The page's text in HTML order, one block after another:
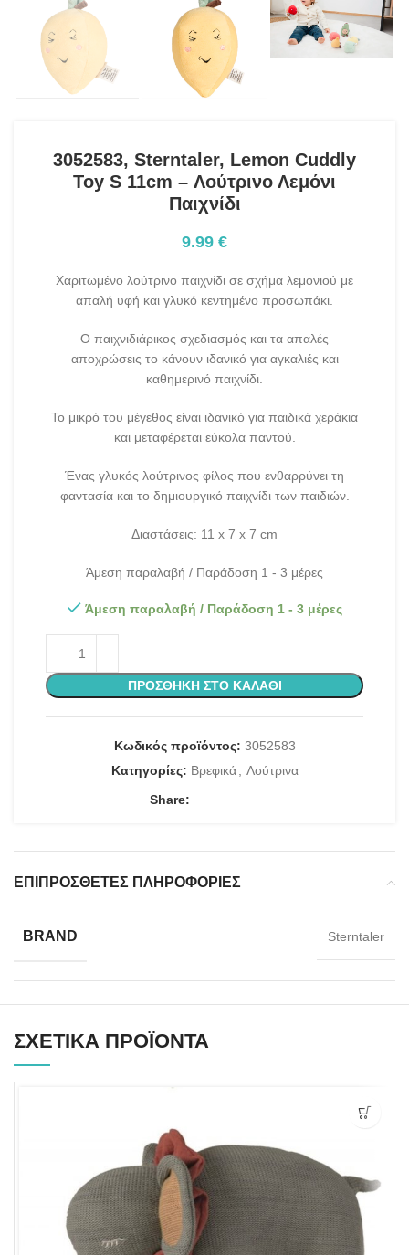
3052583, Sterntaler, Lemon Cuddly
Toy S 11cm – Λούτρινο Λεμόνι
Παιχνίδι
9.99 €
Χαριτωμένο λούτρινο παιχνίδι σε σχήμα λεμονιού με
απαλή υφή και γλυκό κεντημένο προσωπάκι.
Ο παιχνιδιάρικος σχεδιασμός και τα απαλές
αποχρώσεις το κάνουν ιδανικό για αγκαλιές και
καθημερινό παιχνίδι.
Το μικρό του μέγεθος είναι ιδανικό για παιδικά χεράκια
και μεταφέρεται εύκολα παντού.
Ένας γλυκός λούτρινος φίλος που ενθαρρύνει τη
φαντασία και το δημιουργικό παιχνίδι των παιδιών.
Διαστάσεις: 11 x 7 x 7 cm
Άμεση παραλαβή / Παράδοση 1 - 3 μέρες
Άμεση παραλαβή / Παράδοση 1 - 3 μέρες
ΠΡΟΣΘΉΚΗ ΣΤΟ ΚΑΛΆΘΙ
Κωδικός προϊόντος: 3052583
Κατηγορίες: Βρεφικά , Λούτρινα
Share:
ΕΠΙΠΡΌΣΘΕΤΕΣ ΠΛΗΡΟΦΟΡΊΕΣ
BRAND Sterntaler
ΣΧΕΤΙΚΆ ΠΡΟΪΌΝΤΑ